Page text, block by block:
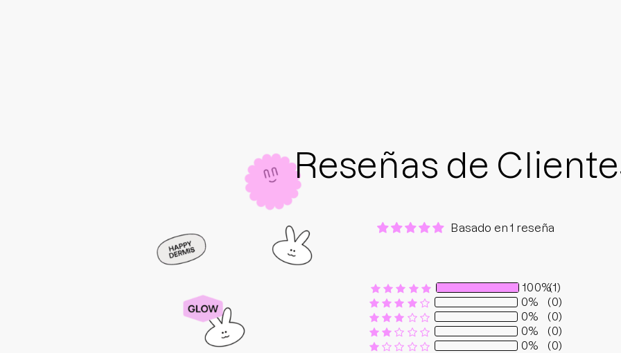
Reseñas de
Basado en 1 reseña
100%(1)
0%
(0)
0%
(0)
0%
(0)
0%
(0)